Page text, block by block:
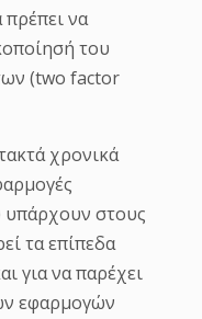
πρέπει να
του
(two factor
χρονικά
υπάρχουν στους
τα επίπεδα
για να παρέχει
εφαρμογών